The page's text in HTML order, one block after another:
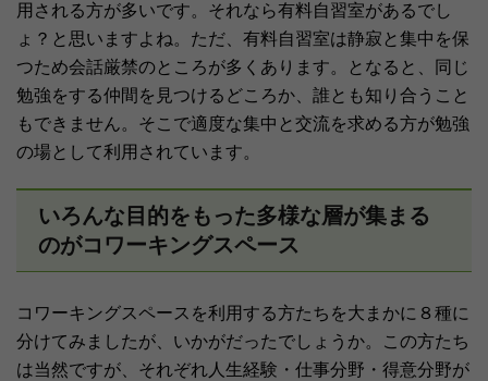
用される方が多いです。それなら有料自習室があるでし
ょ？と思いますよね。ただ、有料自習室は静寂と集中を保
つため会話厳禁のところが多くあります。となると、同じ
勉強をする仲間を見つけるどころか、誰とも知り合うこと
もできません。そこで適度な集中と交流を求める方が勉強
の場として利用されています。
いろんな目的をもった多様な層が集まる
のがコワーキングスペース
コワーキングスペースを利用する方たちを大まかに８種に
分けてみましたが、いかがだったでしょうか。この方たち
は当然ですが、それぞれ人生経験・仕事分野・得意分野が